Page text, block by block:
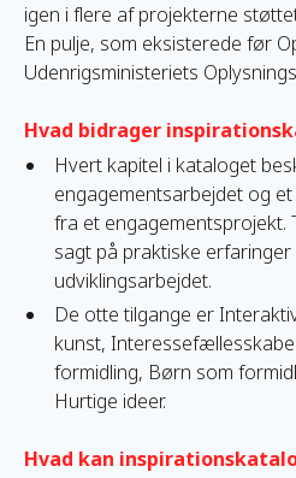
igen i flere af projekterne
En pulje, som eksisterede før
Udenrigsministeriets
Hvad bidrager
Hvert kapitel i kataloget
engagementsarbejdet og
fra et engagementsprojekt.
sagt på praktiske
udviklingsarbejdet.
De otte tilgange er
kunst,
formidling, Børn som
Hurtige ideer.
Hvad kan